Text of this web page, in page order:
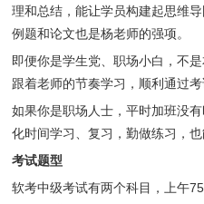
理和总结，能让学员构建起思维
例题和论文也是杨老师的强项。
即便你是学生党、职场小白，不
跟着老师的节奏学习，顺利通过考
如果你是职场人士，平时加班没
化时间学习、复习，勤做练习，也
考试题型
软考中级考试有两个科目，上午